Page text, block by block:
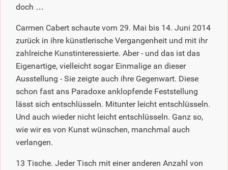
Search
doch …
Carmen Cabert schaute vom 29. Mai bis 14. Juni 2014
zurück in ihre künstlerische Vergangenheit und mit ihr
zahlreiche Kunstinteressierte. Aber - und das ist das
Eigenartige, vielleicht sogar Einmalige an dieser
Ausstellung - Sie zeigte auch ihre Gegenwart. Diese
schon fast ans Paradoxe anklopfende Feststellung
lässt sich entschlüsseln. Mitunter leicht entschlüsseln.
Und auch wieder nicht leicht entschlüsseln. Ganz so,
wie wir es von Kunst wünschen, manchmal auch
verlangen.
13 Tische. Jeder Tisch mit einer anderen Anzahl von